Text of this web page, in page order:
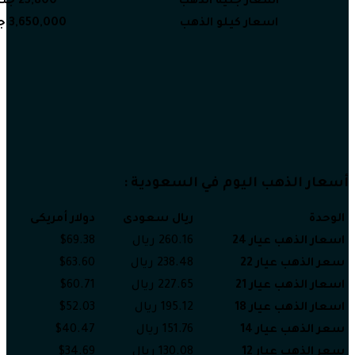
اسعار كيلو الذهب
3,650,000 جنيه
أسعار الذهب اليوم في السعودية :
الوحدة ريال سعودى
دولار أمريكى
اسعار الذهب عيار 24
260.16 ريال
$69.38
سعر الذهب عيار 22
238.48 ريال
$63.60
اسعار الذهب عيار 21
227.65 ريال
$60.71
اسعار الذهب عيار 18
195.12 ريال
$52.03
سعر الذهب عيار 14
151.76 ريال
$40.47
سعر الذهب عيار 12
130.08 ريال $34.69